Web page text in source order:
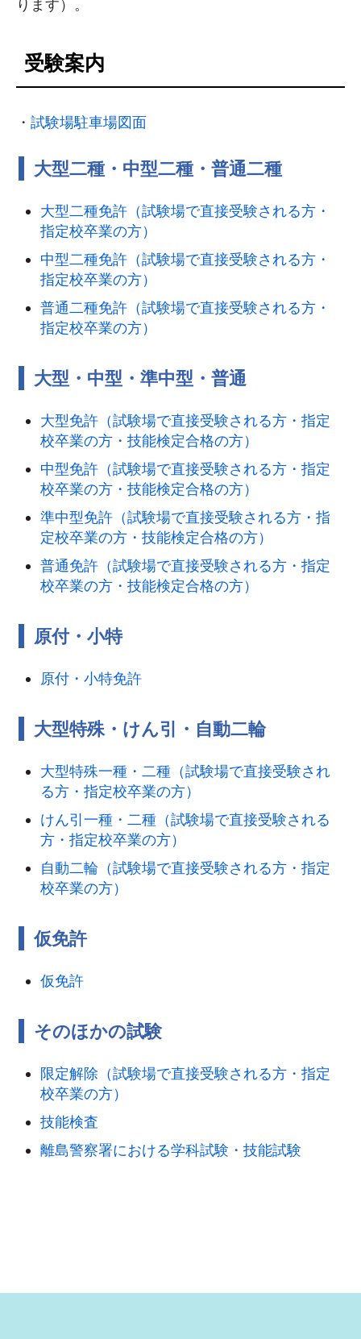
ります）。
受験案内
・ 試験場駐車場図面
大型二種・中型二種・普通二種
大型二種免許（試験場で直接受験される方・
指定校卒業の方）
中型二種免許（試験場で直接受験される方・
指定校卒業の方）
普通二種免許（試験場で直接受験される方・
指定校卒業の方）
大型・中型・準中型・普通
大型免許（試験場で直接受験される方・指定
校卒業の方・技能検定合格の方）
中型免許（試験場で直接受験される方・指定
校卒業の方・技能検定合格の方）
準中型免許（試験場で直接受験される方・指
定校卒業の方・技能検定合格の方）
普通免許（試験場で直接受験される方・指定
校卒業の方・技能検定合格の方）
原付・小特
原付・小特免許
大型特殊・けん引・自動二輪
大型特殊一種・二種（試験場で直接受験され
る方・指定校卒業の方）
けん引一種・二種（試験場で直接受験される
方・指定校卒業の方）
自動二輪（試験場で直接受験される方・指定
校卒業の方）
仮免許
仮免許
そのほかの試験
限定解除（試験場で直接受験される方・指定
校卒業の方）
技能検査
離島警察署における学科試験・技能試験